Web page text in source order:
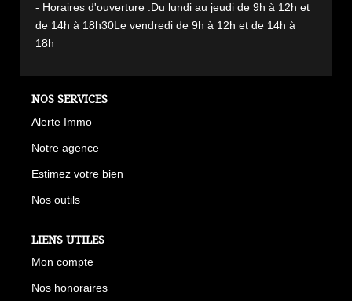
- Horaires d'ouverture :Du lundi au jeudi de 9h à 12h et
de 14h à 18h30Le vendredi de 9h à 12h et de 14h à
18h
NOS SERVICES
Alerte Immo
Notre agence
Estimez votre bien
Nos outils
LIENS UTILES
Mon compte
Nos honoraires